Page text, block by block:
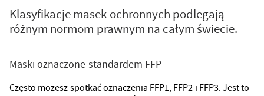
Klasyfikacje masek ochronnych podlegają
różnym normom prawnym na całym świecie.
Maski oznaczone standardem FFP
Często możesz spotkać oznaczenia FFP1, FFP2 i FFP3. Jest to